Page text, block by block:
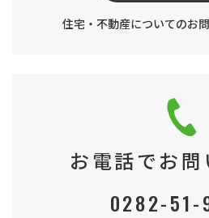
住宅・不動産についてのお
お電話でお
0282-51-